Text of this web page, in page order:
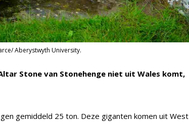
Aberystwyth University.
Stone van Stonehenge niet uit Wales komt,
gemiddeld 25 ton. Deze giganten komen uit West